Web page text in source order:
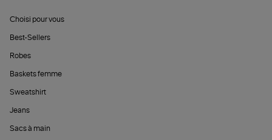
Choisi pour vous
Best-Sellers
Robes
Baskets femme
Sweatshirt
Jeans
Sacs à main